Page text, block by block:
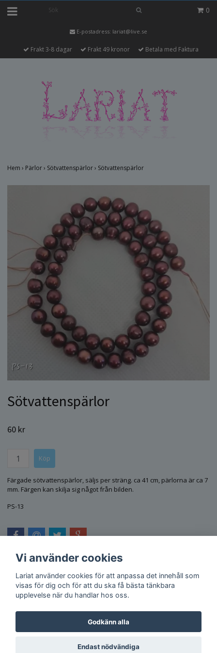
0
E-postadress: lariat@live.se
Frakt 3-8 dagar Frakt 49 kronor Betala med Faktura
Hem › Pärlor› Sötvattenspärlor› Sötvattenspärlor
Sötvattenspärlor
60 kr
Färgade sötvattenspärlor, säljs per sträng. ca 41 cm, pärlorna är ca 7
mm. Färgen kan skilja sig något från bilden.
PS-13
© Copyright 2026 Lariat
Vi använder cookies
Lariat använder cookies för att anpassa det innehåll som
visas för dig och för att du ska få bästa tänkbara
upplevelse när du handlar hos oss.
Godkänn alla
Endast nödvändiga